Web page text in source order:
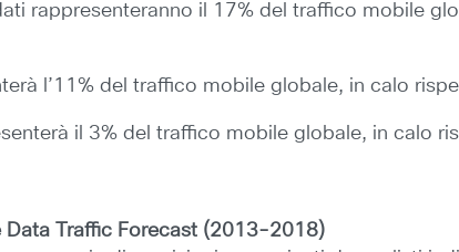
rappresenteranno il 17% del traffico mobile
l’11% del traffico mobile globale, in calo
il 3% del traffico mobile globale, in calo
Data Traffic Forecast (2013-2018)